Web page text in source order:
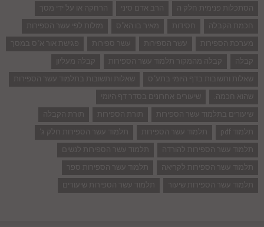
הסתכלות פנימית חלק ה הרב אדם סיני
הרחקה או על ידי מסך
חכמת הקבלה
חסידות מאיר בו הא"ס
מזלות לפי עשר הספירות
מערכת הספירות
עשר הספירות עשר ספירות
פגישת אור א"ס במסך
קבלה
קבלה מהמקור תלמוד עשר הספירות
קבלה מעליון
שאלות ותשובות בדף היומי בתע"ס
שאלות ותשובות בתלמוד עשר הספירות
שהוא חכמה.
שיעורים אחרונים בסדר דף היומי
שיעורים בתלמוד עשר הספירות
תורת הספירות
תורת הקבלה
תלמוד pdf
תלמוד עשר הספירות
תלמוד עשר הספירות חלק ג'
תלמוד עשר הספירות להורדה
תלמוד עשר הספירות לנשים
תלמוד עשר הספירות לקריאה
תלמוד עשר הספירות ספר
תלמוד עשר הספירות שיעור
תלמוד עשר הספירות שיעורים